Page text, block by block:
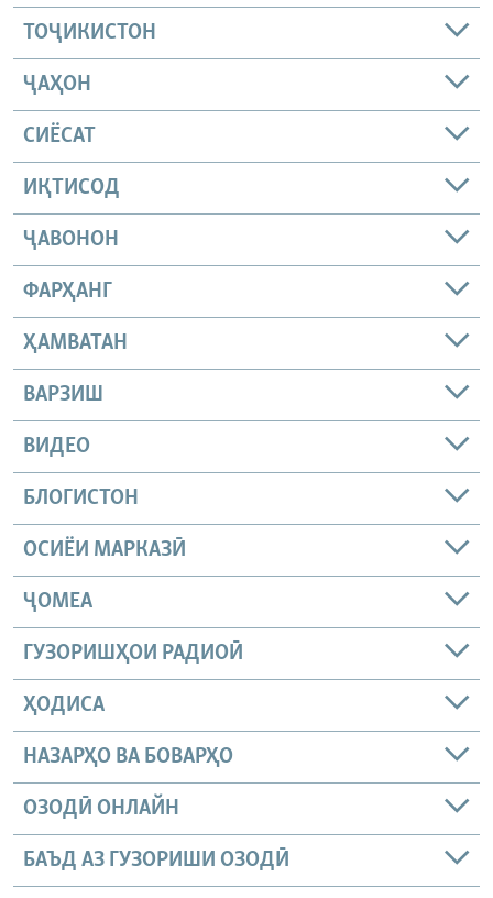
ТОҶИКИСТОН
ҶАҲОН
СИЁСАТ
ИҚТИСОД
ҶАВОНОН
ФАРҲАНГ
ҲАМВАТАН
ВАРЗИШ
ВИДЕО
БЛОГИСТОН
ОСИЁИ МАРКАЗӢ
ҶОМEА
ГУЗОРИШҲОИ РАДИОӢ
ҲОДИСА
НАЗАРҲО ВА БОВАРҲО
ОЗОДӢ ОНЛАЙН
БАЪД АЗ ГУЗОРИШИ ОЗОДӢ